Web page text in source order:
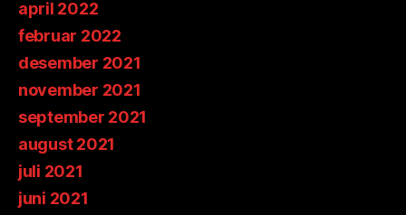
april 2022
februar 2022
desember 2021
november 2021
september 2021
august 2021
juli 2021
juni 2021